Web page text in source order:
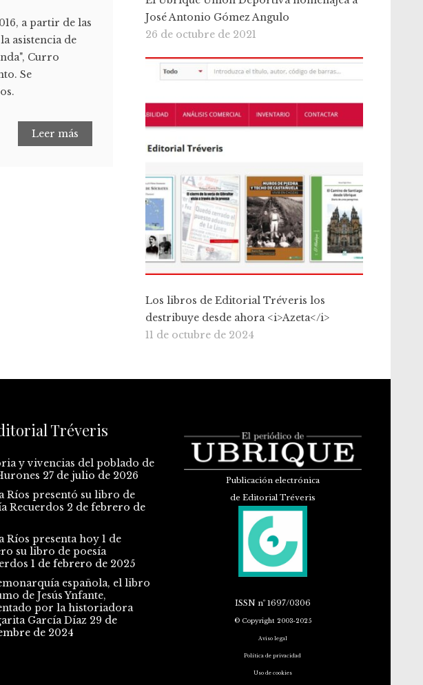
a partir de las
asistencia de
Curro
Se
Leer más
José Antonio Gómez Angulo
26 de octubre de 2021
Los libros de Editorial Tréveris los
destribuye desde ahora <i>Azeta</i>
11 de octubre de 2024
Tréveris
y vivencias del poblado de
27 de julio de 2026
Ríos presentó su libro de
Recuerdos 2 de febrero de
Ríos presenta hoy 1 de
su libro de poesía
1 de febrero de 2025
española, el libro
de Jesús Ynfante,
por la historiadora
García Díaz 29 de
de 2024
Publicación electrónica
de Editorial Tréveris
ISSNnº 1697/0306
© Copyright 2003-2025
Aviso legal
Política de privacidad
Uso de cookies